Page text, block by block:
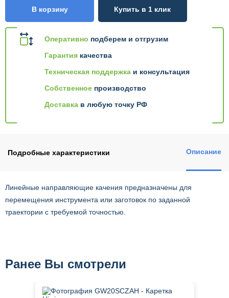
Оперативно подберем и отгрузим
Гарантия качества
Техническая поддержка и консультация
Собственное производство
Доставка в любую точку РФ
В корзину Купить в 1 клик
Подробные характеристики Описание
Линейные направляющие качения предназначены для
перемещения инструмента или заготовок по заданной
траектории с требуемой точностью.
Ранее Вы смотрели